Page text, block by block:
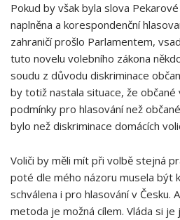
Pokud by však byla slova
naplněna a korespondenční
zahraničí prošlo Parlamentem,
tuto novelu volebního zákona
soudu z důvodu diskriminace
by totiž nastala situace, že občané
podmínky pro hlasování než
bylo než diskriminace domácích
Voliči by měli mít při volbě stejná
poté dle mého názoru musela být
schválena i pro hlasování v Česku.
metoda je možná cílem. Vláda si